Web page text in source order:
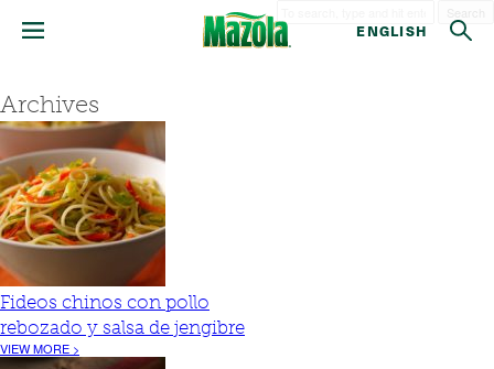
ENGLISH
Archives
Fideos chinos con pollo
rebozado y salsa de jengibre
VIEW MORE >